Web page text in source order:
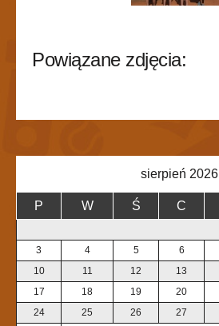
Powiązane zdjęcia:
sierpień 2026
P W Ś C
3
4 5 6
10
11 12 13
17
18 19 20
24
25 26 27